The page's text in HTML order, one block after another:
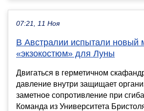
07:21, 11 Ноя
В Австралии испытали новый
«экзокостюм» для Луны
Двигаться в герметичном
давление внутри защищает
заметное сопротивление при
Команда из Университета